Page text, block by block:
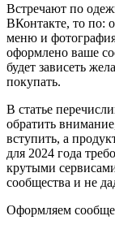
Встречают по
ВКонтакте, то по:
меню и
оформлено ваше
будет зависеть
покупать.
В статье
обратить
вступить, а
для 2024 года
крутыми
сообщества и не
Оформляем